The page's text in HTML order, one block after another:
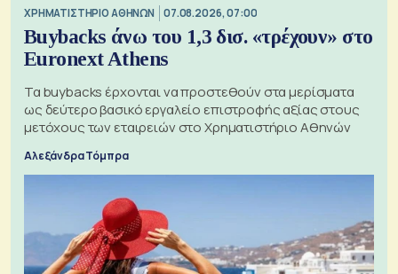
XΡΗΜΑΤΙΣΤΗΡΙΟ ΑΘΗΝΩΝ 07.08.2026, 07:00
Buybacks άνω του 1,3 δισ. «τρέχουν» στο
Euronext Athens
Τα buybacks έρχονται να προστεθούν στα μερίσματα
ως δεύτερο βασικό εργαλείο επιστροφής αξίας στους
μετόχους των εταιρειών στο Χρηματιστήριο Αθηνών
Αλεξάνδρα Τόμπρα